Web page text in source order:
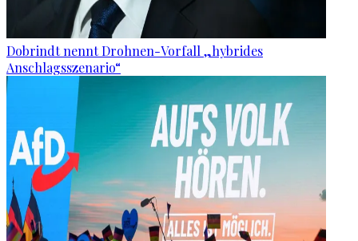
Dobrindt nennt Drohnen-Vorfall „hybrides
Anschlagsszenario“